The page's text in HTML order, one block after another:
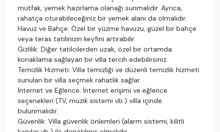
mutfak, yemek hazırlama olanağı sunmalıdır. Ayrıca,
rahatça oturabileceğiniz bir yemek alanı da olmalıdır.
Havuz ve Bahçe: Özel bir yüzme havuzu, güzel bir bahçe
veya teras tatilinizin keyfini artırabilir.
Gizlilik: Diğer tatilcilerden uzak, özel bir ortamda
konaklama sağlayan bir villa tercih edebilirsiniz.
Temizlik Hizmeti: Villa temizliği ve düzenli temizlik hizmeti
sunulan bir villa seçmek rahatlık sağlar.
İnternet ve Eğlence: İnternet erişimi ve eğlence
seçenekleri (TV, müzik sistemi vb.) villa içinde
bulunmalıdır.
Güvenlik: Villa güvenlik önlemleri (alarm sistemi, kilitli